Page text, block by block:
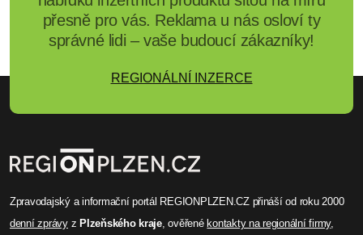
přesně pro vás. Reklama u nás osloví ty
správné lidi – vaše budoucí zákazníky!
REGIONÁLNÍ INZERCE
Zpravodajský a informační portál REGIONPLZEN.CZ přináší od roku 2000
denní zprávyz Plzeňského kraje, ověřené kontakty na regionální firmy,